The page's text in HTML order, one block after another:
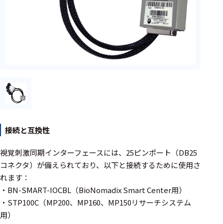
測定・計測関連
計測機器
デューサ
接続と互換性
視覚刺激同期インターフェースには、25ピンポート（DB25
コネクタ）が備えられており、以下と接続するために使用さ
れます：
・BN-SMART-IOCBL（BioNomadix Smart Center用）
・STP100C（MP200、MP160、MP150リサーチシステム
用）